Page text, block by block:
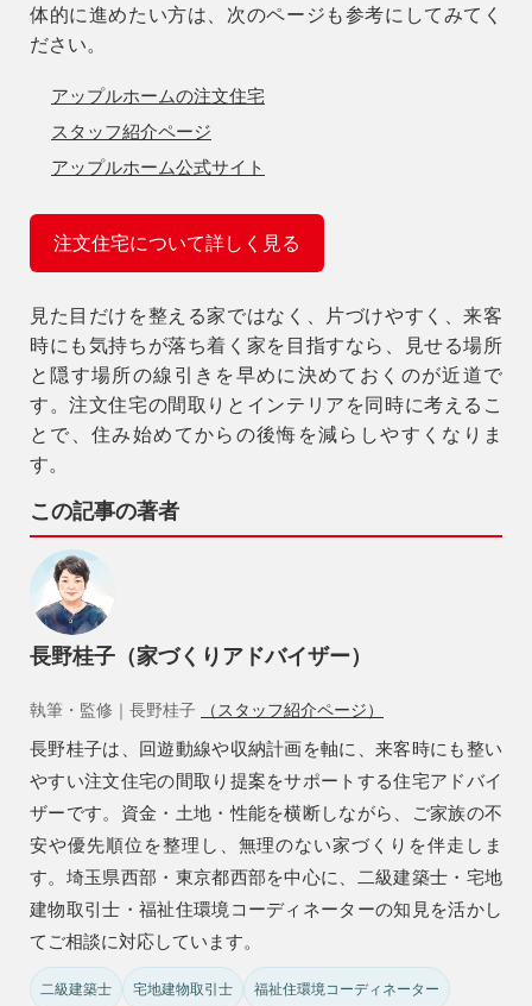
体的に進めたい方は、次のページも参考にしてみてく
ださい。
アップルホームの注文住宅
スタッフ紹介ページ
アップルホーム公式サイト
注文住宅について詳しく見る
見た目だけを整える家ではなく、片づけやすく、来客
時にも気持ちが落ち着く家を目指すなら、見せる場所
と隠す場所の線引きを早めに決めておくのが近道で
す。注文住宅の間取りとインテリアを同時に考えるこ
とで、住み始めてからの後悔を減らしやすくなりま
す。
この記事の著者
長野桂子（家づくりアドバイザー）
執筆・監修｜長野桂子 （スタッフ紹介ページ）
長野桂子は、回遊動線や収納計画を軸に、来客時にも整い
やすい注文住宅の間取り提案をサポートする住宅アドバイ
ザーです。資金・土地・性能を横断しながら、ご家族の不
安や優先順位を整理し、無理のない家づくりを伴走しま
す。埼玉県西部・東京都西部を中心に、二級建築士・宅地
建物取引士・福祉住環境コーディネーターの知見を活かし
てご相談に対応しています。
二級建築士 宅地建物取引士 福祉住環境コーディネーター